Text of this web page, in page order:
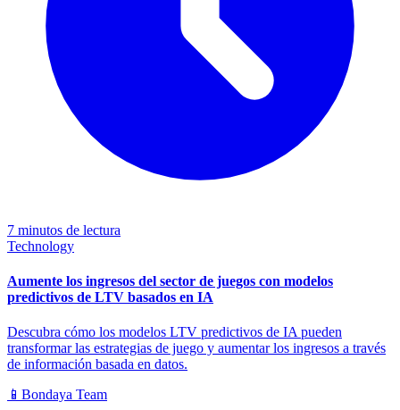
7 minutos de lectura
Technology
Aumente los ingresos del sector de juegos con modelos
predictivos de LTV basados en IA
Descubra cómo los modelos LTV predictivos de IA pueden
transformar las estrategias de juego y aumentar los ingresos a través
de información basada en datos.
📱 Bondaya Team